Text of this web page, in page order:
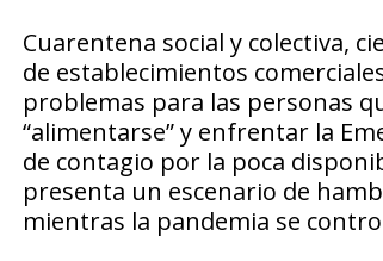
Cuarentena social y colectiva,
de establecimientos
problemas para las personas
“alimentarse” y enfrentar la
de contagio por la poca
presenta un escenario de
mientras la pandemia se